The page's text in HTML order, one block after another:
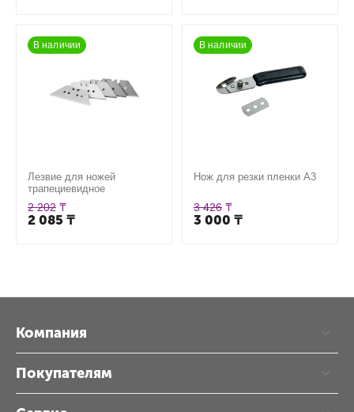
В наличии
Лезвие для ножей
трапециевидное
2 202 ₸
2 085 ₸
В наличии
Нож для резки пленки А3
3 426 ₸
3 000 ₸
Компания
Покупателям